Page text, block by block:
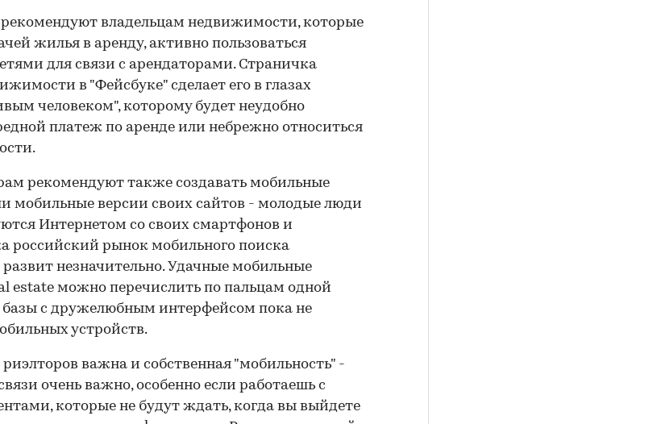
рекомендуют владельцам недвижимости, которые
жилья в аренду, активно пользоваться
для связи с арендаторами. Страничка
в "Фейсбуке" сделает его в глазах
человеком", которому будет неудобно
платеж по аренде или небрежно относиться
рекомендуют также создавать мобильные
мобильные версии своих сайтов - молодые люди
Интернетом со своих смартфонов и
российский рынок мобильного поиска
незначительно. Удачные мобильные
estate можно перечислить по пальцам одной
с дружелюбным интерфейсом пока не
устройств.
риэлторов важна и собственная "мобильность" -
очень важно, особенно если работаешь с
которые не будут ждать, когда вы выйдете